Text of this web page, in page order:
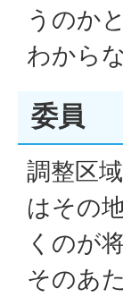
うのか
わからな
委員
調整区
はその
くのが
そのあ